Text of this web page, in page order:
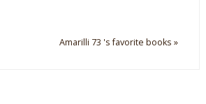
Amarilli 73 's favorite books »